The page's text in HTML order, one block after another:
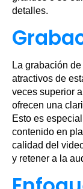
detalles.
La grabación
atractivos de
veces superior
ofrecen una
Esto es
contenido en
calidad del
y retener a la